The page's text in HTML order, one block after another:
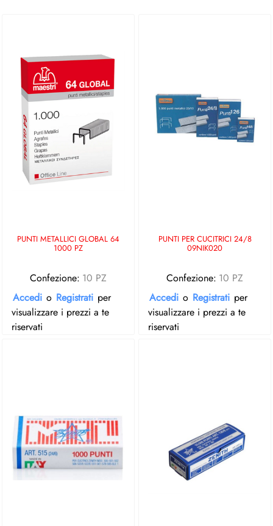
PUNTI METALLICI GLOBAL 64
1000 PZ
Confezione: 10 PZ
Accedi o Registrati per
visualizzare i prezzi a te
riservati
PUNTI PER CUCITRICI 24/8
09NIK020
Confezione: 10 PZ
Accedi o Registrati per
visualizzare i prezzi a te
riservati